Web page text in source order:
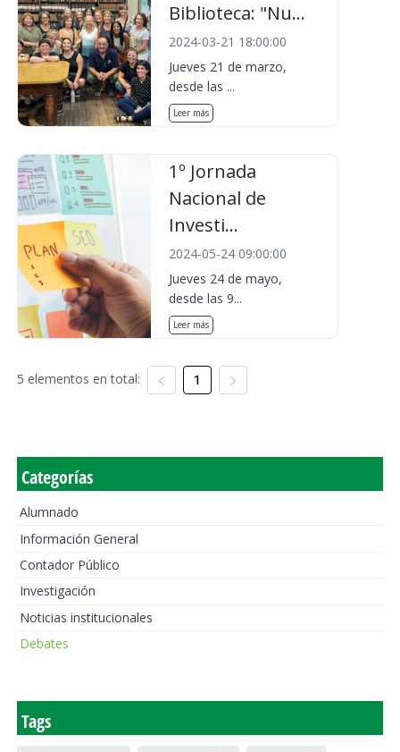
Biblioteca: "Nu...
2024-03-21 18:00:00
Jueves 21 de marzo,
desde las ...
Leer más
1º Jornada
Nacional de
Investi...
2024-05-24 09:00:00
Jueves 24 de mayo,
desde las 9...
Leer más
5 elementos en total: 1
Categorías
Alumnado
Información General
Contador Público
Investigación
Noticias institucionales
Debates
Tags